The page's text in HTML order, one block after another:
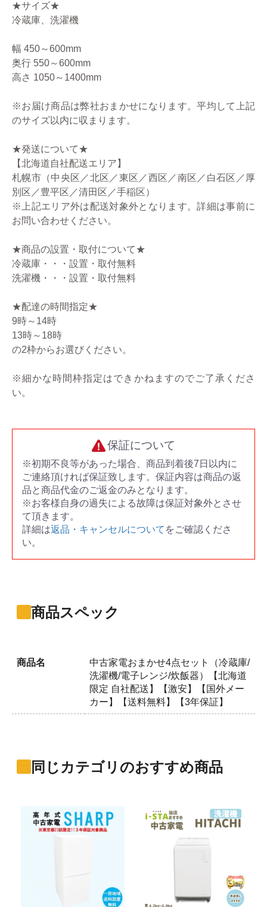
★サイズ★
冷蔵庫、洗濯機
幅 450～600mm
奥行 550～600mm
高さ 1050～1400mm
※お届け商品は弊社おまかせになります。平均して上記
のサイズ以内に収まります。
★発送について★
【北海道自社配送エリア】
札幌市（中央区／北区／東区／西区／南区／白石区／厚
別区／豊平区／清田区／手稲区）
※上記エリア外は配送対象外となります。詳細は事前に
お問い合わせください。
★商品の設置・取付について★
冷蔵庫・・・設置・取付無料
洗濯機・・・設置・取付無料
★配達の時間指定★
9時～14時
13時～18時
の2枠からお選びください。
※細かな時間枠指定はできかねますのでご了承くださ
い。
保証について
※初期不良等があった場合、商品到着後7日以内に
ご連絡頂ければ保証致します。保証内容は商品の返
品と商品代金のご返金のみとなります。
※お客様自身の過失による故障は保証対象外とさせ
て頂きます。
詳細は返品・キャンセルについて をご確認くださ
い。
商品スペック
商品名
中古家電おまかせ4点セット（冷蔵庫/
洗濯機/電子レンジ/炊飯器）【北海道
限定 自社配送】【激安】【国外メー
カー】【送料無料】【3年保証】
同じカテゴリのおすすめ商品